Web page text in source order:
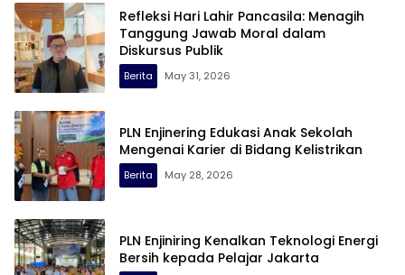
Refleksi Hari Lahir Pancasila: Menagih
Tanggung Jawab Moral dalam
Diskursus Publik
Berita May 31, 2026
PLN Enjinering Edukasi Anak Sekolah
Mengenai Karier di Bidang Kelistrikan
Berita May 28, 2026
PLN Enjiniring Kenalkan Teknologi Energi
Bersih kepada Pelajar Jakarta